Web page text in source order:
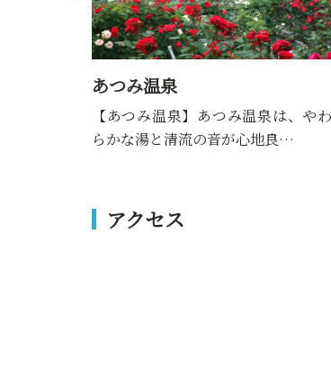
出羽三山神社 羽黒山三神合祭
殿 【令和8年 羽黒山午年御縁
年】
アクセス